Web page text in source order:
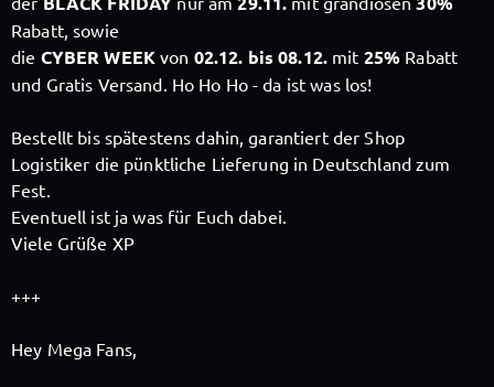
Rabatt, sowie
die CYBER WEEKvon 02.12. bis 08.12. mit 25% Rabatt
und Gratis Versand. Ho Ho Ho - da ist was los!
Bestellt bis spätestens dahin, garantiert der Shop
Logistiker die pünktliche Lieferung in Deutschland zum
Fest.
Eventuell ist ja was für Euch dabei.
Viele Grüße XP
+++
Hey Mega Fans,